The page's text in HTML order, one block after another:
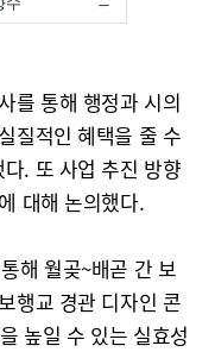
를 통해 행정과 시의
질적인 혜택을 줄 수
. 또 사업 추진 방향
대해 논의했다.
해 월곶~배곧 간 보
행교 경관 디자인 콘
높일 수 있는 실효성